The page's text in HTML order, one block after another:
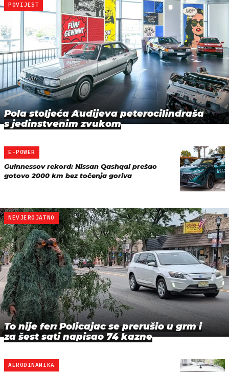
POVIJEST
Pola stoljeća Audijeva peterocilindraša
s jedinstvenim zvukom
E-POWER
Guinnessov rekord: Nissan Qashqai prešao
gotovo 2000 km bez točenja goriva
NEVJEROJATNO
To nije fer: Policajac se prerušio u grm i
za šest sati napisao 74 kazne
AERODINAMIKA